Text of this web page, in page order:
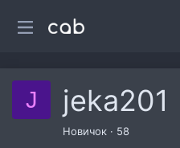
J jeka201
Новичок · 58